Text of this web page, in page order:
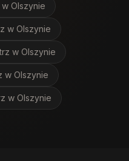
w Olszynie
w Olszynie
w Olszynie
w Olszynie
w Olszynie